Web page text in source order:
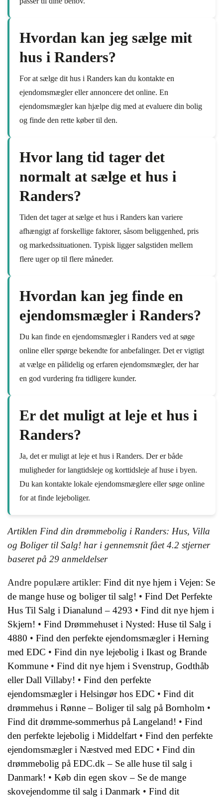
Hvordan kan jeg sælge mit
hus i Randers?
For at sælge dit hus i Randers kan du kontakte en
ejendomsmægler eller annoncere det online. En
ejendomsmægler kan hjælpe dig med at evaluere din bolig
og finde den rette køber til den.
Hvor lang tid tager det
normalt at sælge et hus i
Randers?
Tiden det tager at sælge et hus i Randers kan variere
afhængigt af forskellige faktorer, såsom beliggenhed, pris
og markedssituationen. Typisk ligger salgstiden mellem
flere uger op til flere måneder.
Hvordan kan jeg finde en
ejendomsmægler i Randers?
Du kan finde en ejendomsmægler i Randers ved at søge
online eller spørge bekendte for anbefalinger. Det er vigtigt
at vælge en pålidelig og erfaren ejendomsmægler, der har
en god vurdering fra tidligere kunder.
Er det muligt at leje et hus i
Randers?
Ja, det er muligt at leje et hus i Randers. Der er både
muligheder for langtidsleje og korttidsleje af huse i byen.
Du kan kontakte lokale ejendomsmæglere eller søge online
for at finde lejeboliger.
Artiklen Find din drømmebolig i Randers: Hus, Villa
og Boliger til Salg! har i gennemsnit fået4.2 stjerner
baseret på 29 anmeldelser
Andre populære artikler: Find dit nye hjem i Vejen: Se
de mange huse og boliger til salg! • Find Det Perfekte
Hus Til Salg i Dianalund – 4293 • Find dit nye hjem i
Skjern! • Find Drømmehuset i Nysted: Huse til Salg i
4880 • Find den perfekte ejendomsmægler i Herning
med EDC • Find din nye lejebolig i Ikast og Brande
Kommune • Find dit nye hjem i Svenstrup, Godthåb
eller Dall Villaby! • Find den perfekte
ejendomsmægler i Helsingør hos EDC • Find dit
drømmehus i Rønne – Boliger til salg på Bornholm •
Find dit drømme-sommerhus på Langeland! • Find
den perfekte lejebolig i Middelfart • Find den perfekte
ejendomsmægler i Næstved med EDC • Find din
drømmebolig på EDC.dk – Se alle huse til salg i
Danmark! • Køb din egen skov – Se de mange
skovejendomme til salg i Danmark • Find dit